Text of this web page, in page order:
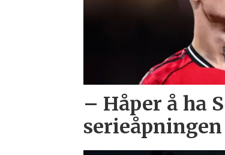
– Håper å ha
serieåpningen